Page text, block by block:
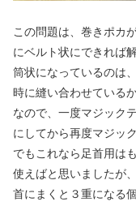
この問題は、巻きポカ
にベルト状にできれば
筒状になっているのは
時に縫い合わせているか
なので、一度マジック
にしてから再度マジッ
でもこれなら足首用は
使えばと思いましたが
首にまくと３重になる